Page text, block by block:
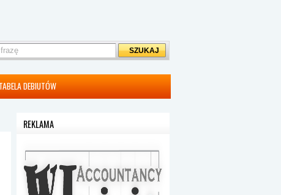
DEBIUTÓW
REKLAMA